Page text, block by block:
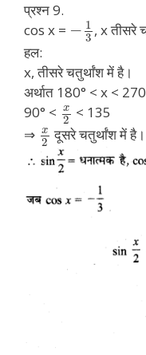
प्रश्न 9.
cos x = − 1
3 , x तीसरे
हल:
x, तीसरे चतुर्थांश में है।
अर्थात 180° < x <
90° <
x
2 < 135
⇒ x
2 दूसरे चतुर्थांश में है।